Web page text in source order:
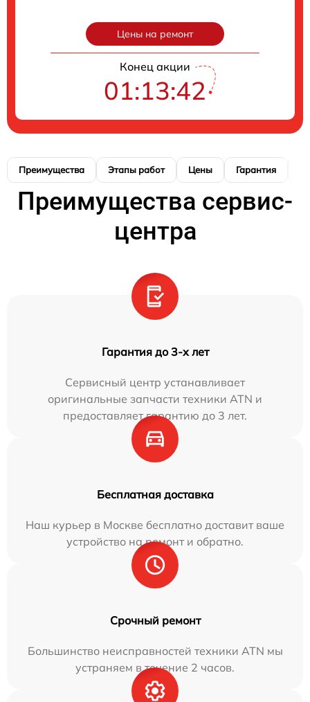
Цены на ремонт
Конец акции
01:13:40
Преимущества Этапы работ Цены Гарантия
Преимущества сервис-
центра
Гарантия до 3-х лет
Сервисный центр устанавливает
оригинальные запчасти техники ATN и
предоставляет гарантию до 3 лет.
Бесплатная доставка
Наш курьер в Москве бесплатно доставит ваше
устройство на ремонт и обратно.
Срочный ремонт
Большинство неисправностей техники ATN мы
устраняем в течение 2 часов.